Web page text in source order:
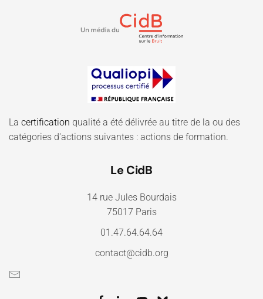
La certification qualité a été délivrée au titre de la ou des
catégories d'actions suivantes : actions de formation.
Le CidB
14 rue Jules Bourdais
75017 Paris
01.47.64.64.64
contact@cidb.org